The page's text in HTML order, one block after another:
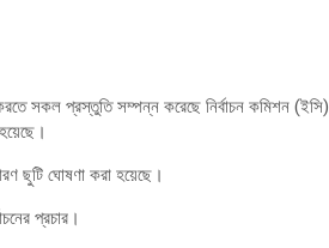
সকল প্রস্তুতি সম্পন্ন করেছে নির্বাচন কমিশন (ইসি)
ছুটি ঘোষণা করা হয়েছে।
প্রচার।